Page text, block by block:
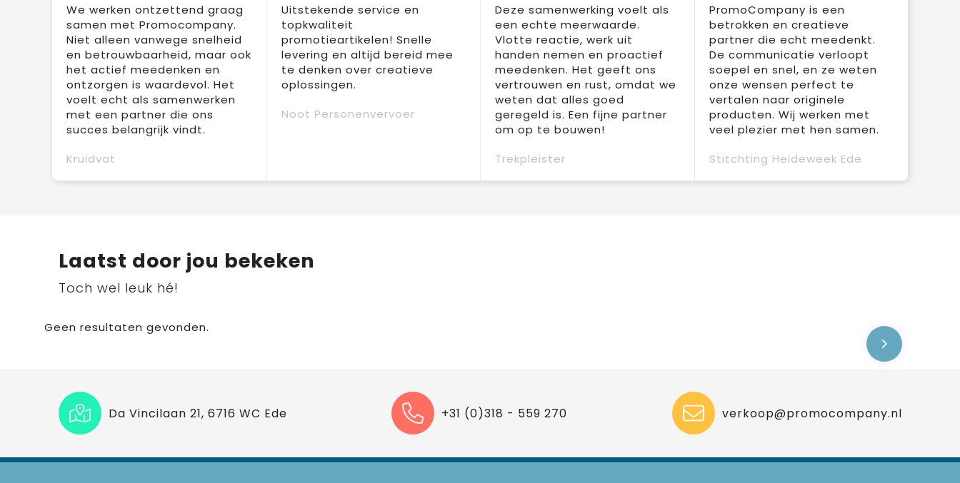
We werken ontzettend graag
samen met Promocompany.
Niet alleen vanwege snelheid
en betrouwbaarheid, maar ook
het actief meedenken en
ontzorgen is waardevol. Het
voelt echt als samenwerken
met een partner die ons
succes belangrijk vindt.
Kruidvat
Uitstekende service en
topkwaliteit
promotieartikelen! Snelle
levering en altijd bereid mee
te denken over creatieve
oplossingen.
Noot Personenvervoer
Deze samenwerking voelt als
een echte meerwaarde.
Vlotte reactie, werk uit
handen nemen en proactief
meedenken. Het geeft ons
vertrouwen en rust, omdat we
weten dat alles goed
geregeld is. Een fijne partner
om op te bouwen!
Trekpleister
PromoCompany is een
betrokken en creatieve
partner die echt meedenkt.
De communicatie verloopt
soepel en snel, en ze weten
onze wensen perfect te
vertalen naar originele
producten. Wij werken met
veel plezier met hen samen.
Stitchting Heideweek Ede
Laatst door jou bekeken
Toch wel leuk hé!
Geen resultaten gevonden.
Da Vincilaan 21, 6716 WC Ede +31 (0)318 - 559 270 verkoop@promocompany.nl